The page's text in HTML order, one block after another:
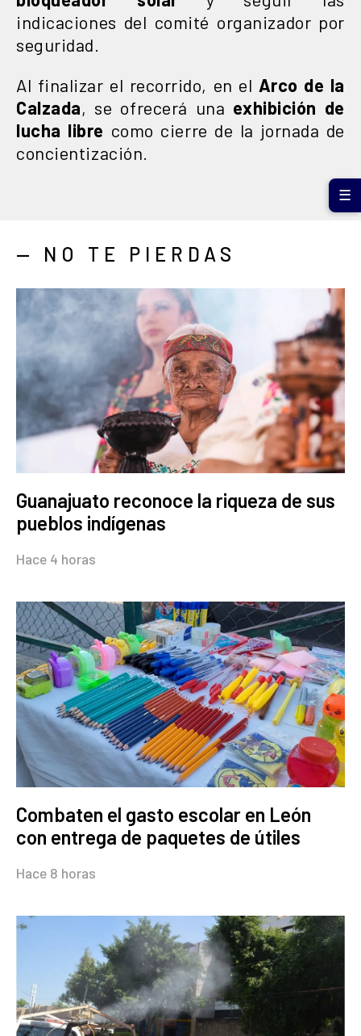
indicaciones del comité organizador por
seguridad.
Al finalizar el recorrido, en el Arco de la
Calzada, se ofrecerá una exhibición de
lucha libre como cierre de la jornada de
concientización.
— NO TE PIERDAS
Guanajuato reconoce la riqueza de sus
pueblos indígenas
Hace 4 horas
Combaten el gasto escolar en León
con entrega de paquetes de útiles
Hace 8 horas
☰